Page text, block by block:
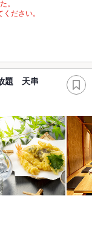
。
ださい。
題 天串